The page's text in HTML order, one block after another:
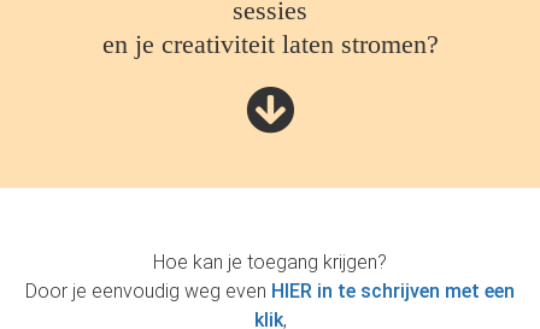
sessies
en je creativiteit laten stromen?
Hoe kan je toegang krijgen?
Door je eenvoudig weg even HIER in te schrijven met een
klik,